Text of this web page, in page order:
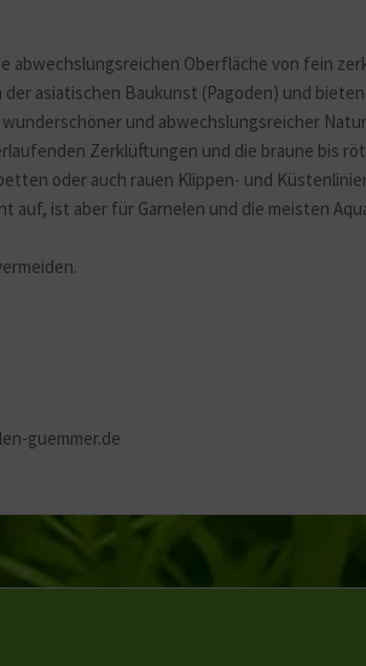
abwechslungsreichen Oberfläche von fein
asiatischen Baukunst (Pagoden) und
und abwechslungsreicher
Zerklüftungen und die braune bis
oder auch rauen Klippen- und
ist aber für Garnelen und die meisten
guemmer.de